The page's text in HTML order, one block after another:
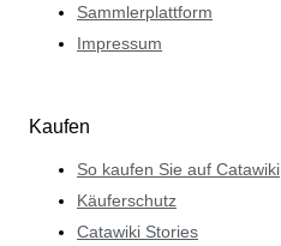
Sammlerplattform
Impressum
Kaufen
So kaufen Sie auf Catawiki
Käuferschutz
Catawiki Stories